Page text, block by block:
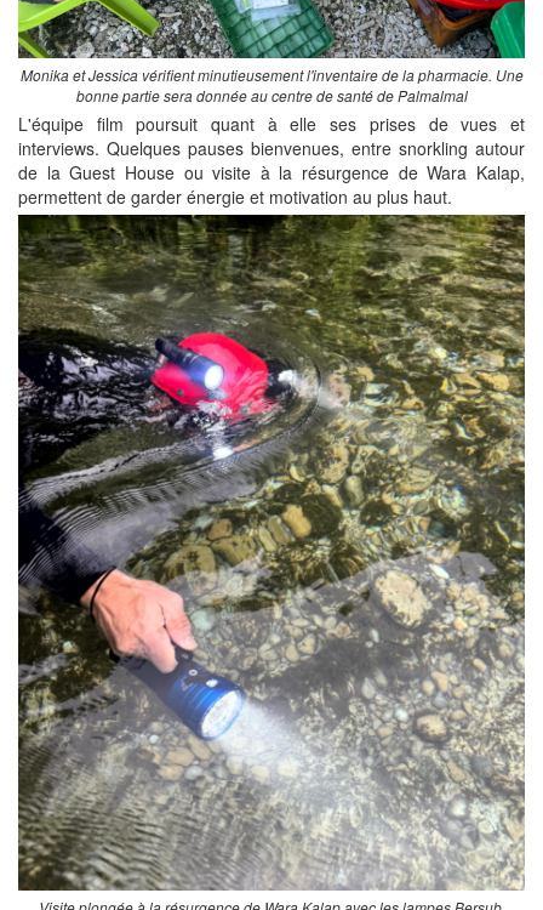
Monika et Jessica vérifient minutieusement l'inventaire de la pharmacie. Une
bonne partie sera donnée au centre de santé de Palmalmal
L'équipe film poursuit quant à elle ses prises de vues et
interviews. Quelques pauses bienvenues, entre snorkling autour
de la Guest House ou visite à la résurgence de Wara Kalap,
permettent de garder énergie et motivation au plus haut.